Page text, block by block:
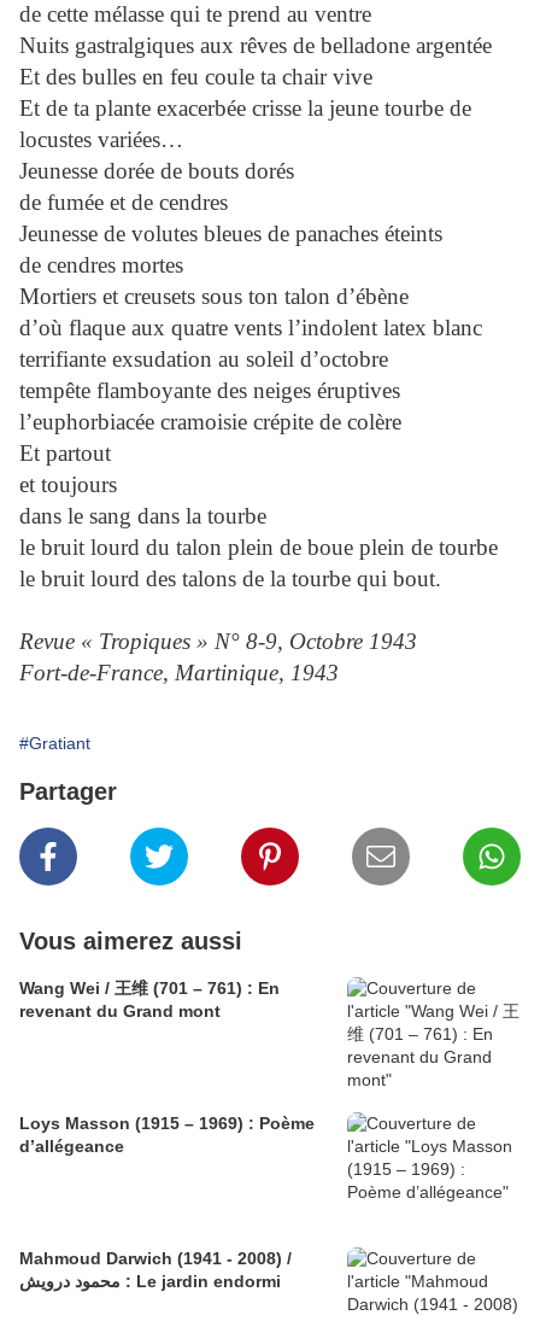
de cette mélasse qui te prend au ventre
Nuits gastralgiques aux rêves de belladone argentée
Et des bulles en feu coule ta chair vive
Et de ta plante exacerbée crisse la jeune tourbe de
locustes variées…
Jeunesse dorée de bouts dorés
de fumée et de cendres
Jeunesse de volutes bleues de panaches éteints
de cendres mortes
Mortiers et creusets sous ton talon d’ébène
d’où flaque aux quatre vents l’indolent latex blanc
terrifiante exsudation au soleil d’octobre
tempête flamboyante des neiges éruptives
l’euphorbiacée cramoisie crépite de colère
Et partout
et toujours
dans le sang dans la tourbe
le bruit lourd du talon plein de boue plein de tourbe
le bruit lourd des talons de la tourbe qui bout.
Revue « Tropiques » N° 8-9, Octobre 1943
Fort-de-France, Martinique, 1943
#Gratiant
Partager
Vous aimerez aussi
Wang Wei / 王维 (701 – 761) : En
revenant du Grand mont
Loys Masson (1915 – 1969) : Poème
d’allégeance
Mahmoud Darwich (1941 - 2008) /
محمود درويش : Le jardin endormi